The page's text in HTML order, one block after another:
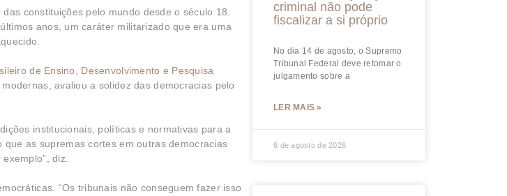
constituições pelo mundo desde o século 18.
anos, um caráter militarizado que era uma
de Ensino, Desenvolvimento e Pesquisa
avaliou a solidez das democracias pelo
institucionais, políticas e normativas para a
as supremas cortes em outras democracias
diz.
“Os tribunais não conseguem fazer isso
criminal não pode
fiscalizar a si próprio
No dia 14 de agosto, o Supremo
Tribunal Federal deve retomar o
julgamento sobre a
LER MAIS »
6 de agosto de 2026